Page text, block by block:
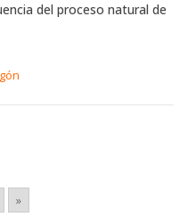
del proceso natural de
»